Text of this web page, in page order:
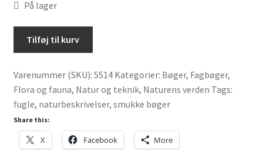
På lager
land
af
C.A.
Rasmussen
antal
Tilføj til kurv
Varenummer (SKU): 5514 Kategorier: Bøger, Fagbøger,
Flora og fauna, Natur og teknik, Naturens verden Tags:
fugle, naturbeskrivelser, smukke bøger
Share this:
X Facebook More